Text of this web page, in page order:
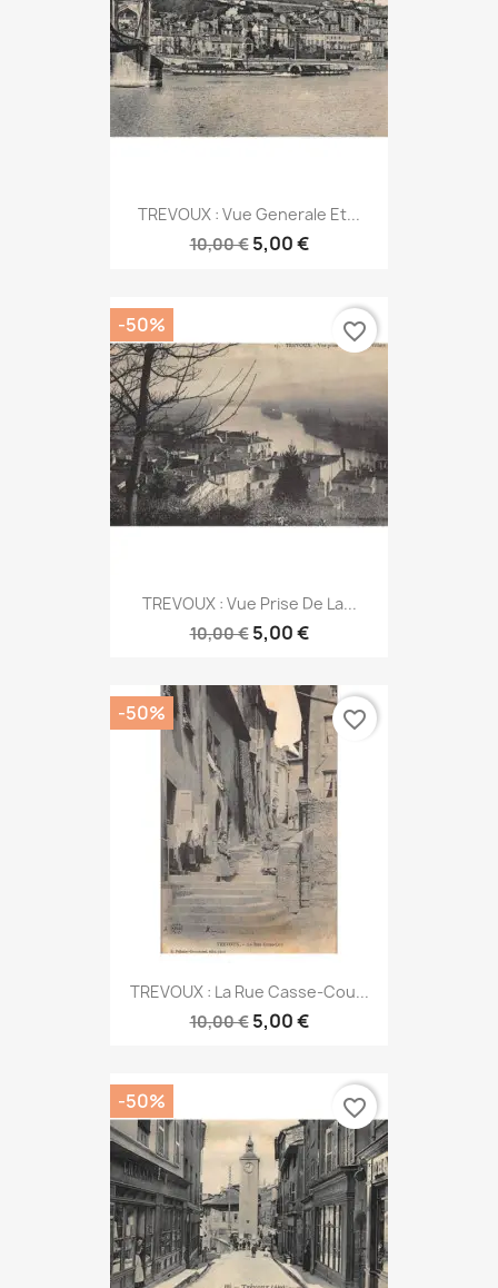
TREVOUX : Vue Generale Et...
10,00 € 5,00 €
TREVOUX : Vue Prise De La...
10,00 € 5,00 €
-50% favorite_border
TREVOUX : La Rue Casse-Cou...
10,00 € 5,00 €
-50% favorite_border
-50% favorite_border